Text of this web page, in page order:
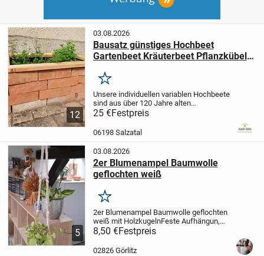
12
03.08.2026
Bausatz günstiges Hochbeet
Gartenbeet Kräuterbeet Pflanzkübel
DIYMerken
Unsere individuellen variablen Hochbeete
sind aus über 120 Jahre alten
Ziegelsteinen hergestellt.
Nassschneidverfahren sind Elemente in
denMaßen 25 x 6,5 x 7 cm entstanden.
25 €Festpreis
06198 Salzatal
5
03.08.2026
2er Blumenampel Baumwolle
geflochten weiß
Merken
2er Blumenampel Baumwolle geflochten
weiß mit HolzkugelnFeste Aufhängun,
waschbarLänger ca 85 cm ohne
Verkauf ohne Pflanze
per PayPal + Versand Päckchen 5,50 €
8,50 €Festpreis
02826 Görlitz